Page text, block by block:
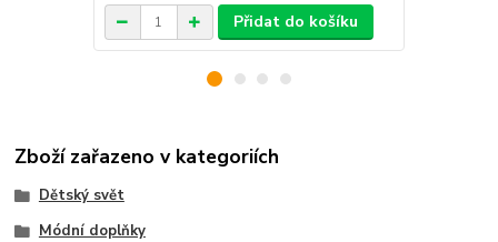
Přidat do košíku
Zboží zařazeno v kategoriích
Dětský svět
Módní doplňky